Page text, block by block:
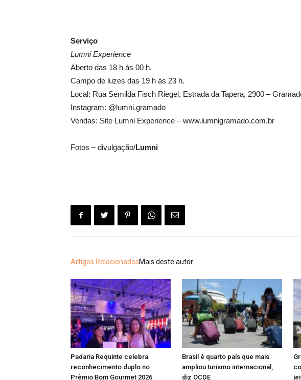
Serviço
Lumni Experience
Aberto das 18 h às 00 h.
Campo de luzes das 19 h às 23 h.
Local: Rua Semilda Fisch Riegel, Estrada da Tapera, 2900 –
Instagram: @lumni.gramado
Vendas: Site Lumni Experience – www.lumnigramado.com.br
Fotos – divulgação/Lumni
Artigos RelacionadosMais deste autor
Padaria Requinte celebra
reconhecimento duplo no
Prêmio Bom Gourmet 2026
Brasil é quarto país que mais
ampliou turismo internacional,
diz OCDE